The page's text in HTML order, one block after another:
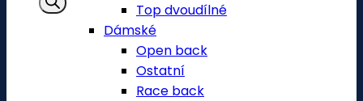
Top dvoudílné
Dámské
Open back
Ostatní
Race back